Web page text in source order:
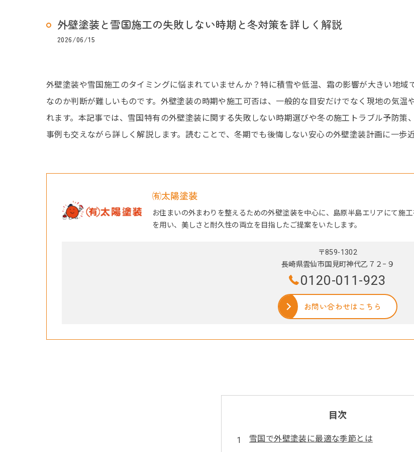
外壁塗装と雪国施工の失敗しない時期と冬対策を詳しく解説
2026/06/15
外壁塗装や雪国施工のタイミングに悩まれていませんか？特に積雪や低温、霜の影響が大きい地
なのか判断が難しいものです。外壁塗装の時期や施工可否は、一般的な目安だけでなく現地の気温
れます。本記事では、雪国特有の外壁塗装に関する失敗しない時期選びや冬の施工トラブル予防
事例も交えながら詳しく解説します。読むことで、冬期でも後悔しない安心の外壁塗装計画に一歩近
㈲太陽塗装
お住まいの外まわりを整えるための外壁塗装を中心に、島原半島エリアにて施
を用い、美しさと耐久性の両立を目指したご提案をいたします。
〒859-1302
長崎県雲仙市国見町神代乙７２−９
0120-011-923
お問い合わせはこちら
目次
雪国で外壁塗装に最適な季節とは